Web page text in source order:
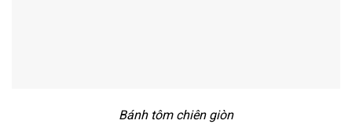
Bánh tôm chiên giòn